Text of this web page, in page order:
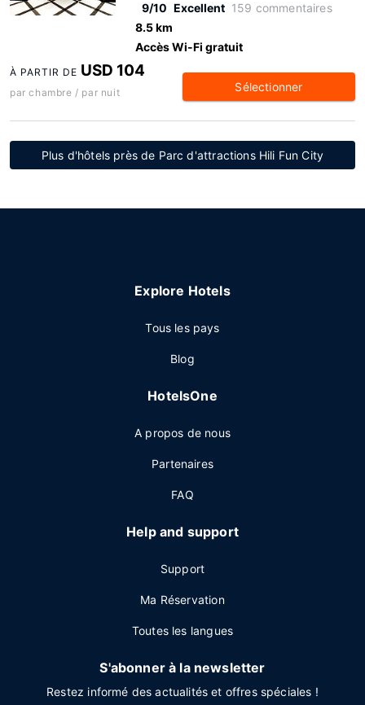
9/10 Excellent 159 commentaires
8.5 km
Accès Wi-Fi gratuit
À PARTIR DE USD 104
par chambre / par nuit Sélectionner
Plus d'hôtels près de Parc d'attractions Hili Fun City
Explore Hotels
Tous les pays
Blog
HotelsOne
A propos de nous
Partenaires
FAQ
Help and support
Support
Ma Réservation
Toutes les langues
S'abonner à la newsletter
Restez informé des actualités et offres spéciales !